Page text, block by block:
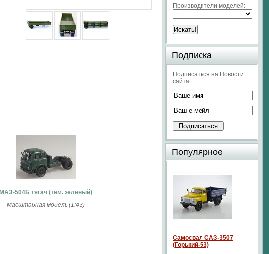
МАЗ-504Б тягач (тем. зеленый)
Масштабная модель (1:43)
Производители моделей:
Подписка
Подписаться на Новости
сайта:
Популярное
Самосвал САЗ-3507
(Горький-53)